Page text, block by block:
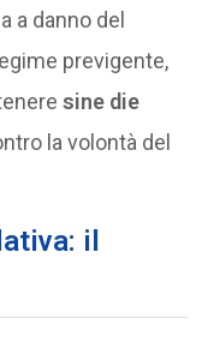
a danno del
previgente,
sine die
la volontà del
il